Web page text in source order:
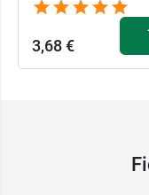
3,68 €